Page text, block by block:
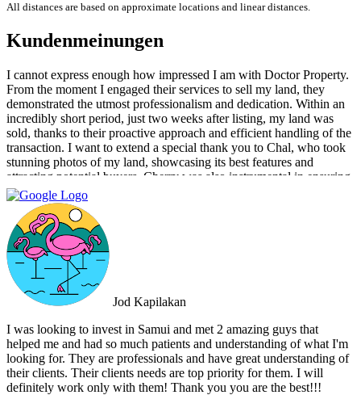
All distances are based on approximate locations and linear distances.
Kundenmeinungen
I cannot express enough how impressed I am with Doctor Property.
From the moment I engaged their services to sell my land, they
demonstrated the utmost professionalism and dedication. Within an
incredibly short period, just two weeks after listing, my land was
sold, thanks to their proactive approach and efficient handling of the
transaction. I want to extend a special thank you to Chal, who took
stunning photos of my land, showcasing its best features and
attracting potential buyers. Cherry was also instrumental in ensuring
that the deal went through smoothly, providing invaluable support
and guidance every step of the way. What sets Doctor Property Real
Estate apart is their commitment to honesty and transparency.
Throughout the entire process, I felt well-informed and confident in
their abilities. Their team's attention to detail and personalized
approach made the selling experience stress-free and enjoyable. I
highly recommend Doctor Property Real Estate to anyone looking
for a real estate agency that goes above and beyond to deliver
outstanding results. Their professionalism, expertise, and exceptional
service make them the perfect choice for all your real estate needs.
Jod Kapilakan
I was looking to invest in Samui and met 2 amazing guys that
helped me and had so much patients and understanding of what I'm
looking for. They are professionals and have great understanding of
their clients. Their clients needs are top priority for them. I will
definitely work only with them! Thank you you are the best!!!